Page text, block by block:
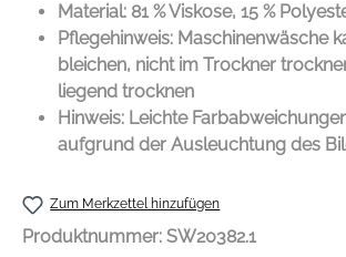
Material: 81 % Viskose, 15 %
Pflegehinweis: Maschinenwäsche
bleichen, nicht im Trockner
liegend trocknen
Hinweis: Leichte
aufgrund der Ausleuchtung des
Zum Merkzettel hinzufügen
Produktnummer: SW20382.1